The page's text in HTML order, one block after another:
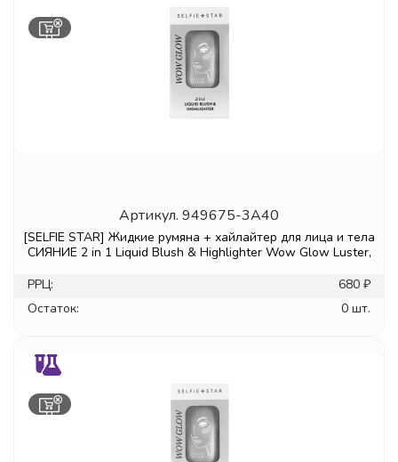
Артикул. 949675-3A40
[SELFIE STAR] Жидкие румяна + хайлайтер для лица и тела
СИЯНИЕ 2 in 1 Liquid Blush & Highlighter Wow Glow Luster,
РРЦ:
680 ₽
Остаток:
0 шт.